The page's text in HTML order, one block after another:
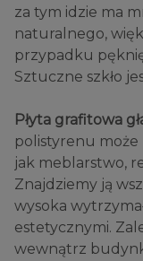
za tym idzie ma
naturalnego,
przypadku
Sztuczne szkło
Płyta grafitowa
polistyrenu może
jak meblarstwo,
Znajdziemy ją
wysoka
estetycznymi.
wewnątrz